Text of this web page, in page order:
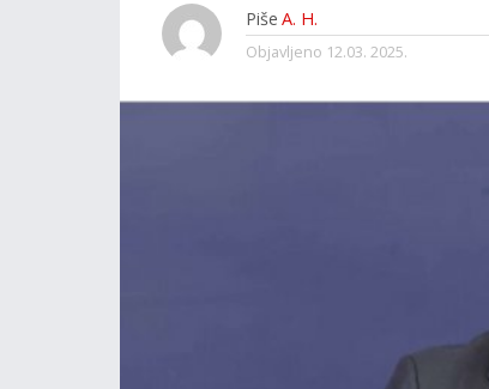
Piše A. H.
Objavljeno 12.03. 2025.